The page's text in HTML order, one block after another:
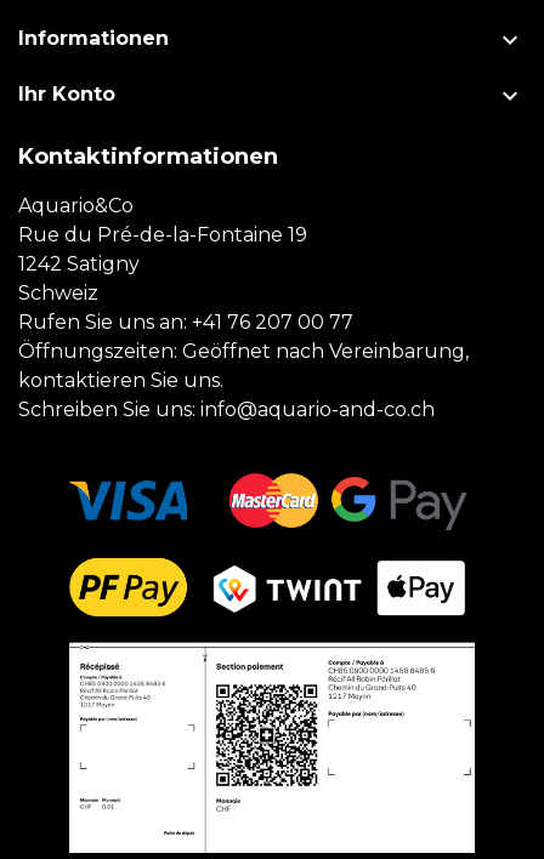
Informationen 
Ihr Konto 
Kontaktinformationen
Aquario&Co
Rue du Pré-de-la-Fontaine 19
1242 Satigny
Schweiz
Rufen Sie uns an: +41 76 207 00 77
Öffnungszeiten: Geöffnet nach Vereinbarung,
kontaktieren Sie uns.
Schreiben Sie uns: info@aquario-and-co.ch